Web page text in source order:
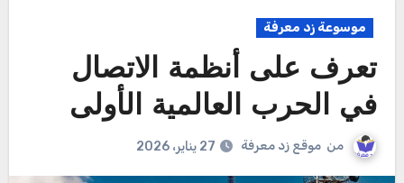
موسوعة زد معرفة
تعرف على أنظمة الاتصال
في الحرب العالمية الأولى
من موقع زد معرفة 27 يناير، 2026